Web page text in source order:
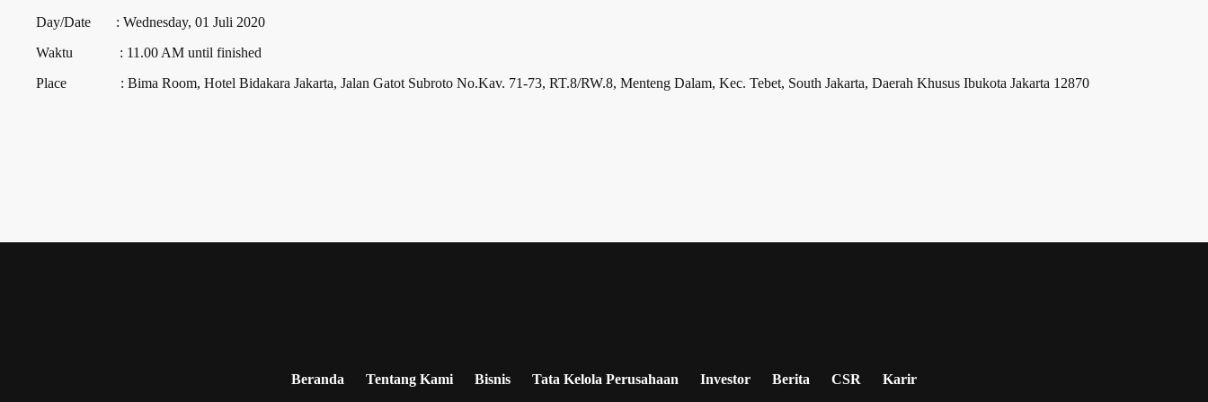
Day/Date : Wednesday, 01 Juli 2020
Waktu : 11.00 AM until finished
Place : Bima Room, Hotel Bidakara Jakarta, Jalan Gatot Subroto No.Kav. 71-73, RT.8/RW.8, Menteng Dalam, Kec. Tebet, South Jakarta, Daerah Khusus Ibukota Jakarta 12870
Beranda Tentang Kami Bisnis Tata Kelola Perusahaan Investor Berita CSR Karir